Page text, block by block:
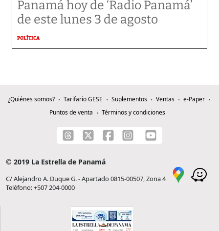
Panamá hoy de ‘Radio Panamá’
de este lunes 3 de agosto
POLÍTICA
¿Quiénes somos? Tarifario GESE Suplementos Ventas
e-Paper
Puntos de venta
Términos y condiciones
© 2019 La Estrella de Panamá
C/ Alejandro A. Duque G. - Apartado 0815-00507, Zona 4
Teléfono: +507 204-0000